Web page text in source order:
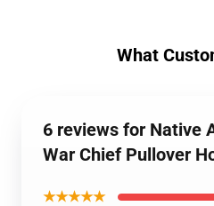
What
6 reviews for Native
War Chief Pullover
★★★★★